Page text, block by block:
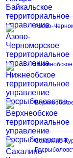
Азово-
Сахалино-